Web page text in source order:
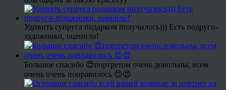
Удивить супруга подарком получилось))) Есть подруги-
художники, оценили!
Большое спасибо 😍портретом очень довольны, всем
очень очень понравилось 😍😍